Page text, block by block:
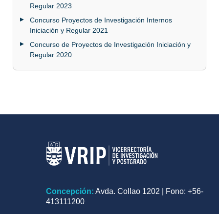
Regular 2023
Concurso Proyectos de Investigación Internos
Iniciación y Regular 2021
Concurso de Proyectos de Investigación Iniciación y
Regular 2020
Concepción: Avda. Collao 1202 | Fono: +56-
413111200